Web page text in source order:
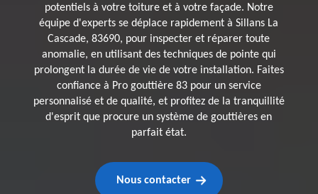
potentiels à votre toiture et à votre façade. Notre
équipe d'experts se déplace rapidement à Sillans La
Cascade, 83690, pour inspecter et réparer toute
anomalie, en utilisant des techniques de pointe qui
prolongent la durée de vie de votre installation. Faites
confiance à Pro gouttière 83 pour un service
personnalisé et de qualité, et profitez de la tranquillité
d'esprit que procure un système de gouttières en
parfait état.
Nous contacter